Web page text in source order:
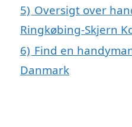
5) Oversigt over
Ringkøbing-Skjern
6) Find en
Danmark